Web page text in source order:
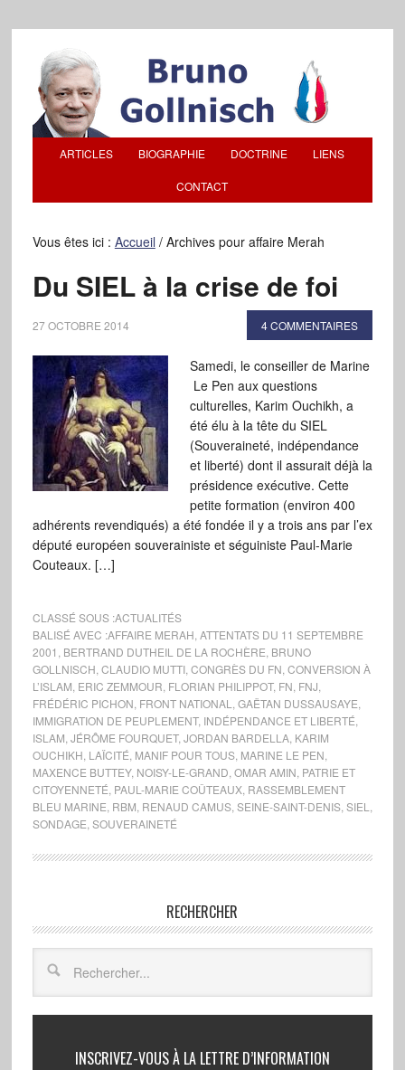
ARTICLES BIOGRAPHIE DOCTRINE LIENS
CONTACT
Vous êtes ici : Accueil /Archives pour affaire Merah
Du SIEL à la crise de foi
27 OCTOBRE 2014 4 COMMENTAIRES
Samedi, le conseiller de Marine
Le Pen aux questions
culturelles, Karim Ouchikh, a
été élu à la tête du SIEL
(Souveraineté, indépendance
et liberté) dont il assurait déjà la
présidence exécutive. Cette
petite formation (environ 400
adhérents revendiqués) a été fondée il y a trois ans par l’ex
député européen souverainiste et séguiniste Paul-Marie
Couteaux. […]
CLASSÉ SOUS :ACTUALITÉS
BALISÉ AVEC :AFFAIRE MERAH ATTENTATS DU 11 SEPTEMBRE
2001 BERTRAND DUTHEIL DE LA ROCHÈRE BRUNO
GOLLNISCH CLAUDIO MUTTI, CONGRÈS DU FN CONVERSION À
L’ISLAM ERIC ZEMMOUR FLORIAN PHILIPPOT, FN FNJ
FRÉDÉRIC PICHON FRONT NATIONAL GAËTAN DUSSAUSAYE
IMMIGRATION DE PEUPLEMENT, INDÉPENDANCE ET LIBERTÉ
ISLAM JÉRÔME FOURQUET, JORDAN BARDELLA, KARIM
OUCHIKH LAÏCITÉ MANIF POUR TOUS, MARINE LE PEN
MAXENCE BUTTEY, NOISY-LE-GRAND OMAR AMIN PATRIE ET
CITOYENNETÉ PAUL-MARIE COÛTEAUX, RASSEMBLEMENT
BLEU MARINE RBM RENAUD CAMUS, SEINE-SAINT-DENIS, SIEL
SONDAGE SOUVERAINETÉ
RECHERCHER
INSCRIVEZ-VOUS À LA LETTRE D’INFORMATION